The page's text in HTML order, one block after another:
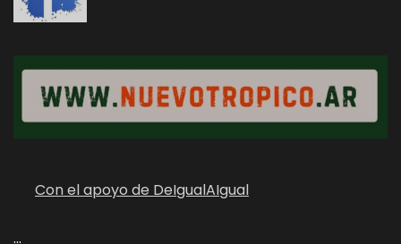
Con el apoyo de DeIgualAIgual
...